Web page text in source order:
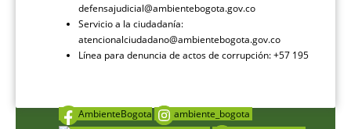
defensajudicial@ambientebogota.gov.co
Servicio a la ciudadanía:
atencionalciudadano@ambientebogota.gov.co
Línea para denuncia de actos de corrupción: +57 195
AmbienteBogota
ambiente_bogota